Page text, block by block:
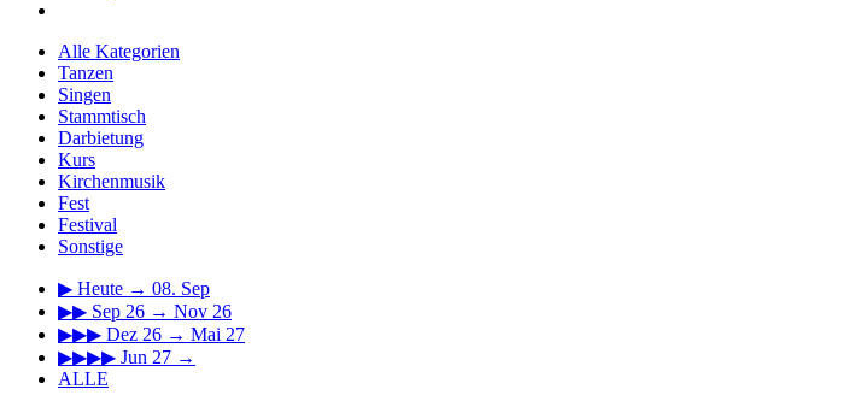
Alle Kategorien
Tanzen
Singen
Stammtisch
Darbietung
Kurs
Kirchenmusik
Fest
Festival
Sonstige
▶ Heute → 08. Sep
▶▶ Sep 26 → Nov 26
▶▶▶ Dez 26 → Mai 27
▶▶▶▶ Jun 27 →
ALLE